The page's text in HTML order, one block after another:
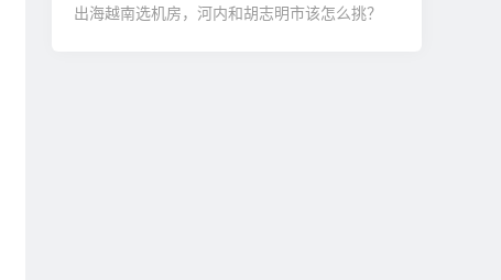
出海越南选机房，河内和胡志明市该怎么挑？